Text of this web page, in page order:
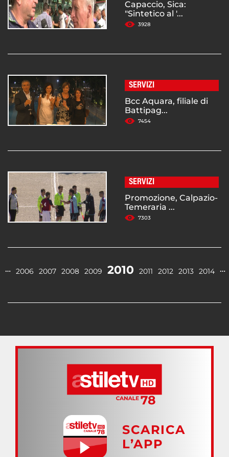
Capaccio, Sica:
"Sintetico al '...
3928
SERVIZI
Bcc Aquara, filiale di
Battipag...
7454
SERVIZI
Promozione, Calpazio-
Temeraria ...
7303
… 2006 2007 2008 2009 2010 2011 2012 2013 2014 …
SCARICA
L’APP